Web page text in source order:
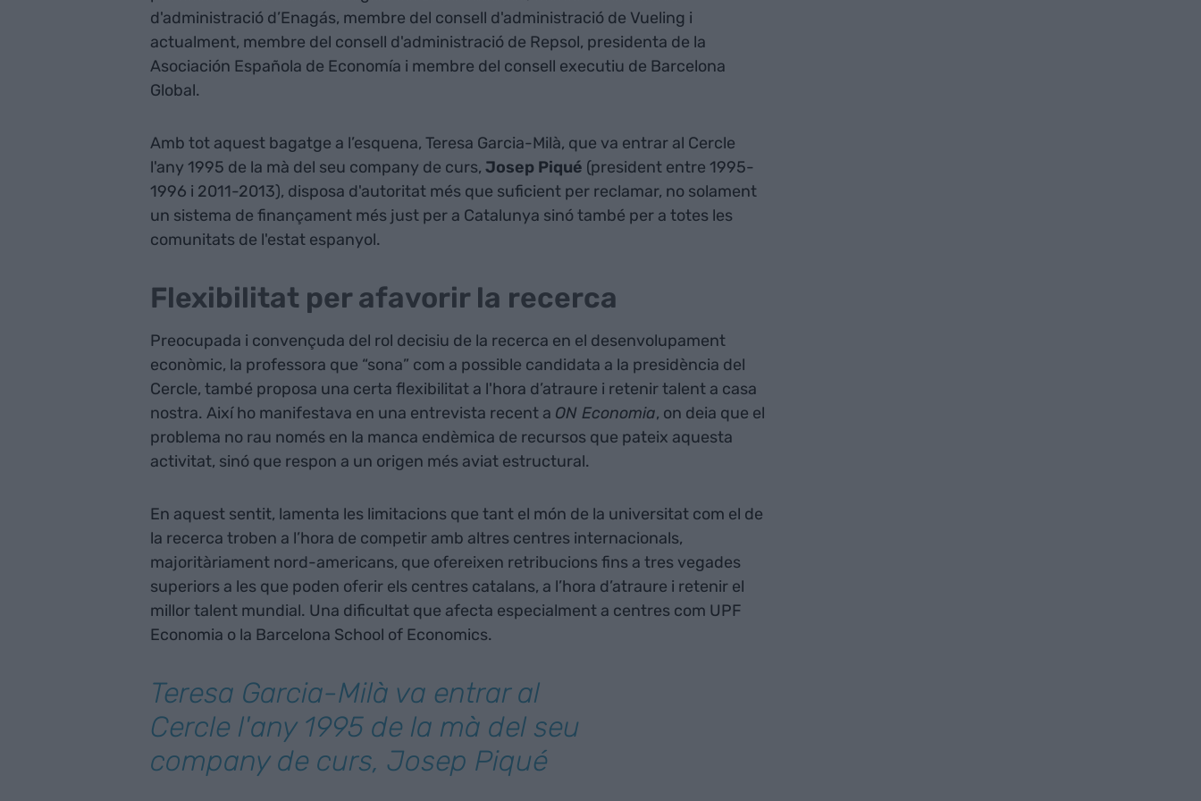
d'administració d’Enagás, membre del consell d'administració de Vueling i
actualment, membre del consell d'administració de Repsol, presidenta de la
Asociación Española de Economía i membre del consell executiu de Barcelona
Global.
Amb tot aquest bagatge a l’esquena, Teresa Garcia-Milà, que va entrar al Cercle
l'any 1995 de la mà del seu company de curs, Josep Piqué (president entre 1995-
1996 i 2011-2013), disposa d'autoritat més que suficient per reclamar, no solament
un sistema de finançament més just per a Catalunya sinó també per a totes les
comunitats de l'estat espanyol.
Flexibilitat per afavorir la recerca
Preocupada i convençuda del rol decisiu de la recerca en el desenvolupament
econòmic, la professora que “sona” com a possible candidata a la presidència del
Cercle, també proposa una certa flexibilitat a l'hora d’atraure i retenir talent a casa
nostra. Així ho manifestava en una entrevista recent a ON Economia, on deia que el
problema no rau només en la manca endèmica de recursos que pateix aquesta
activitat, sinó que respon a un origen més aviat estructural.
En aquest sentit, lamenta les limitacions que tant el món de la universitat com el de
la recerca troben a l’hora de competir amb altres centres internacionals,
majoritàriament nord-americans, que ofereixen retribucions fins a tres vegades
superiors a les que poden oferir els centres catalans, a l’hora d’atraure i retenir el
millor talent mundial. Una dificultat que afecta especialment a centres com UPF
Economia o la Barcelona School of Economics.
Teresa Garcia-Milà va entrar al
Cercle l'any 1995 de la mà del seu
company de curs, Josep Piqué